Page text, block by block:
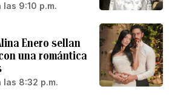
9:10 p.m.
Enero sellan
una romántica
8:32 p.m.